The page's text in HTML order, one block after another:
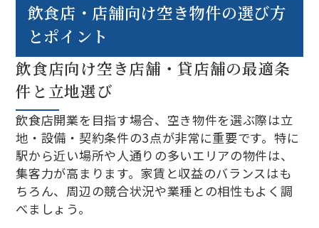
飲食店・店舗向け空き物件の選び方
とポイント
飲食店向け空き店舗・貸店舗の最適条
件と立地選び
飲食店開業を目指す場合、空き物件を選ぶ際は立
地・設備・契約条件の3点が非常に重要です。特に
駅から近い場所や人通りの多いエリアの物件は、
集客力が高まります。家賃と収益のバランスはも
ちろん、周辺の競合状況や業種との相性もよく調
べましょう。